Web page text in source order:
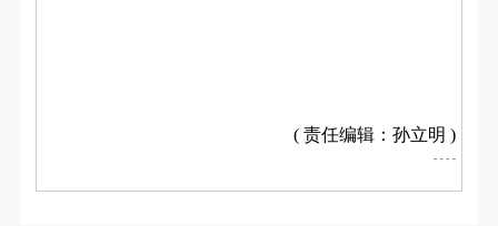
( 责任编辑：孙立明 )